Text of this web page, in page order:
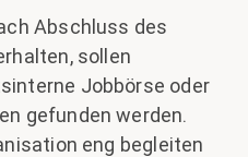
Abschluss des
sollen
Jobbörse oder
gefunden werden.
eng begleiten